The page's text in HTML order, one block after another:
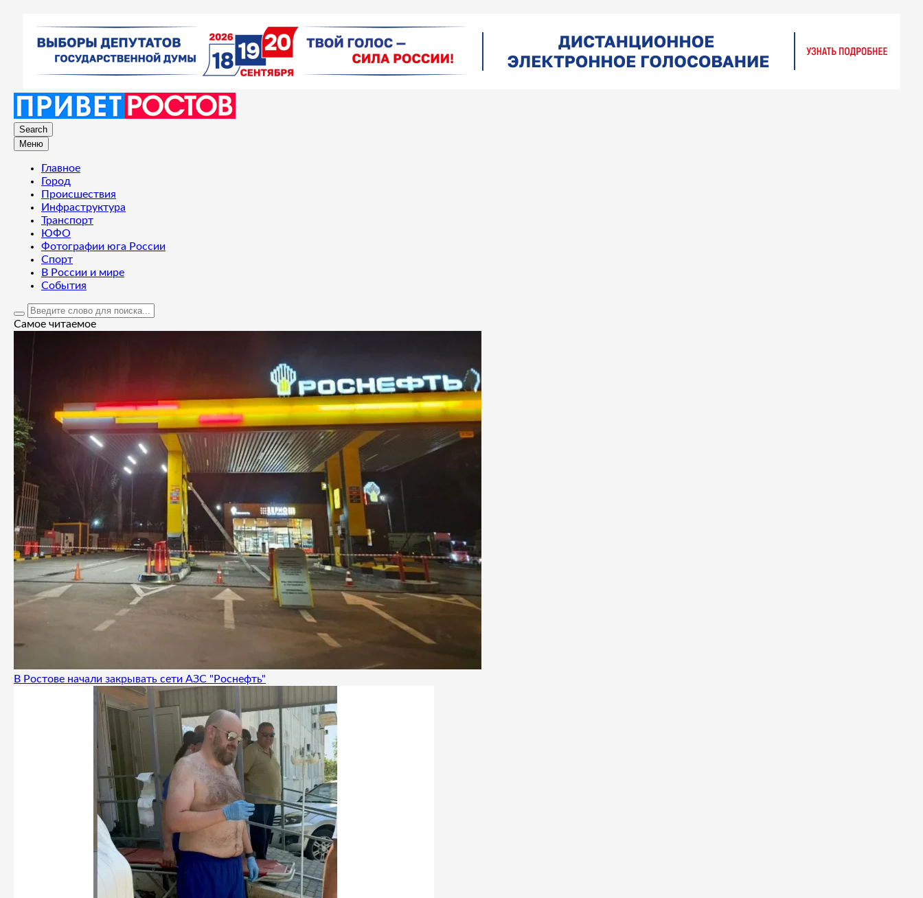
Search
Меню
Главное
Город
Происшествия
Инфраструктура
Транспорт
ЮФО
Фотографии юга России
Спорт
В России и мире
События
Самое читаемое
В Ростове начали закрывать сети АЗС "Роснефть"